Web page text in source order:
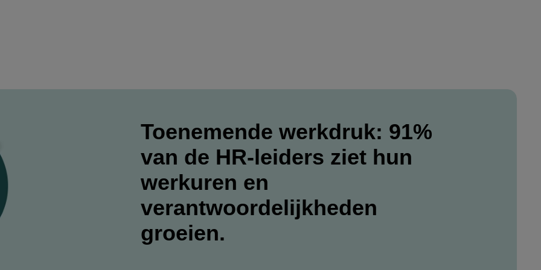
Toenemende werkdruk: 91%
van de HR-leiders ziet hun
werkuren en
verantwoordelijkheden
groeien.